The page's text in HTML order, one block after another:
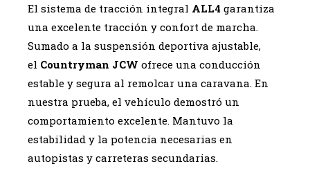
El sistema de tracción integral ALL4 garantiza
una excelente tracción y confort de marcha.
Sumado a la suspensión deportiva ajustable,
el Countryman JCW ofrece una conducción
estable y segura al remolcar una caravana. En
nuestra prueba, el vehículo demostró un
comportamiento excelente. Mantuvo la
estabilidad y la potencia necesarias en
autopistas y carreteras secundarias.